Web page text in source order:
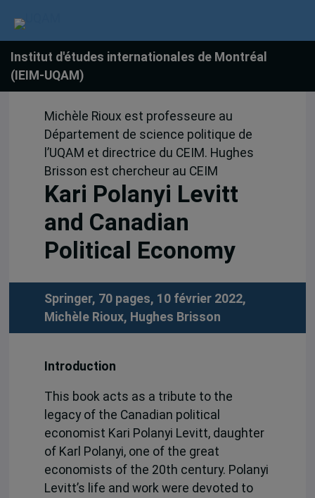
Institut d'études internationales de Montréal
(IEIM-UQAM)
Michèle Rioux est professeure au
Département de science politique de
l’UQAM et directrice du CEIM. Hughes
Brisson est chercheur au CEIM
Kari Polanyi Levitt
and Canadian
Political Economy
Springer, 70 pages, 10 février 2022,
Michèle Rioux, Hughes Brisson
Introduction
This book acts as a tribute to the
legacy of the Canadian political
economist Kari Polanyi Levitt, daughter
of Karl Polanyi, one of the great
economists of the 20th century. Polanyi
Levitt’s life and work were devoted to